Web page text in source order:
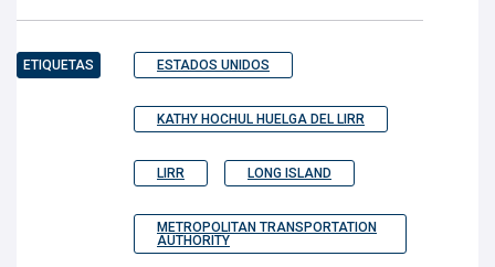
ETIQUETAS ESTADOS UNIDOS
KATHY HOCHUL HUELGA DEL LIRR
LIRR LONG ISLAND
METROPOLITAN TRANSPORTATION
AUTHORITY